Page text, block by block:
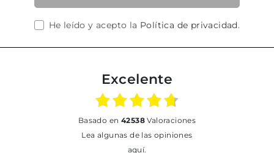
He leído y acepto la Política de privacidad.
Excelente
basado en 42538Valoraciones
Lea algunas de las opiniones
aquí.